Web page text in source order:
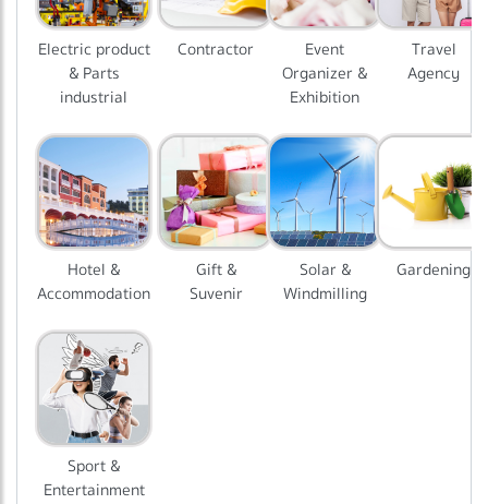
Electric product
& Parts
industrial
Contractor
Event
Organizer &
Exhibition
Travel
Agency
Hotel &
Accommodation
Gift &
Suvenir
Solar &
Windmilling
Gardening
Sport &
Entertainment